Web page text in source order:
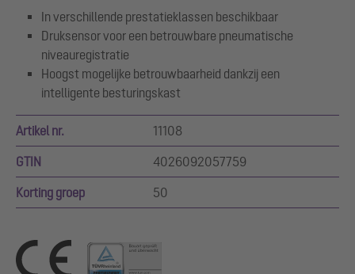
In verschillende prestatieklassen beschikbaar
Druksensor voor een betrouwbare pneumatische
niveauregistratie
Hoogst mogelijke betrouwbaarheid dankzij een
intelligente besturingskast
Artikel nr. 11108
GTIN 4026092057759
Korting groep 50